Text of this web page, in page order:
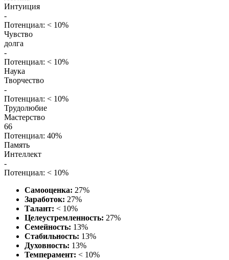
Интуиция
-
Потенциал: < 10%
Чувство
долга
-
Потенциал: < 10%
Наука
Творчество
-
Потенциал: < 10%
Трудолюбие
Мастерство
66
Потенциал: 40%
Память
Интеллект
-
Потенциал: < 10%
Самооценка: 27%
Заработок: 27%
Талант: < 10%
Целеустремленность: 27%
Семейность: 13%
Стабильность: 13%
Духовность: 13%
Темперамент: < 10%